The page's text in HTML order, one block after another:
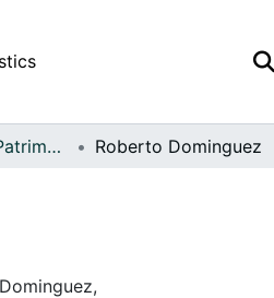
FFDO - Palmira - Patrimonial Roberto Dominguez